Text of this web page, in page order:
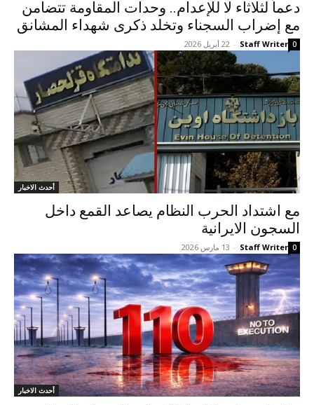
دعماً لثلاثاء لا للإعدام.. وحدات المقاومة تتضامن
مع إضراب السجناء وتخلد ذكرى شهداء المشانق
Staff Writer
- 22 أبريل 2026 0
أحدث الاخبار
مع اشتداد الحرب النظام یصاعد القمع داخل
السجون الایرانیة
Staff Writer
- 13 مارس 2026 0
أحدث الاخبار